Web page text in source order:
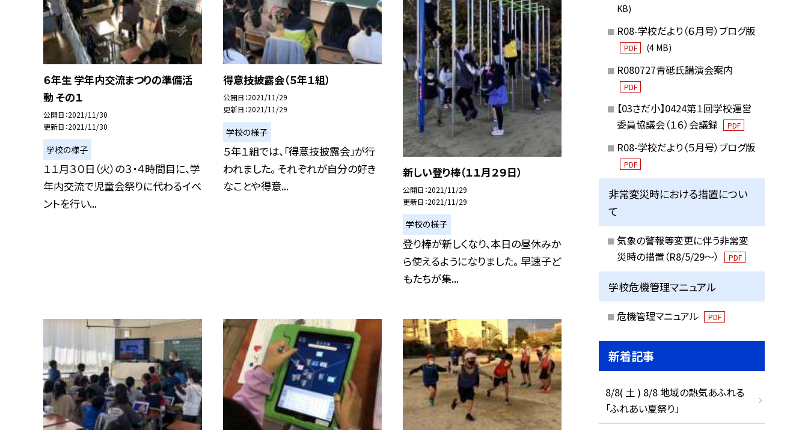
６年生 学年内交流まつりの準備活
動 その１
公開日 2021/11/30
更新日 2021/11/30
学校の様子
１１月３０日（火）の３・４時間目に、学
年内交流で児童会祭りに代わるイベ
ントを行い...
得意技披露会（５年１組）
公開日 2021/11/29
更新日 2021/11/29
学校の様子
５年１組では、「得意技披露会」が行
われました。 それぞれが自分の好き
なことや得意...
新しい登り棒（１１月２９日）
公開日 2021/11/29
更新日 2021/11/29
学校の様子
登り棒が新しくなり、本日の昼休みか
ら使えるようになりました。 早速子ど
もたちが集...
KB)
R08-学校だより（６月号）ブログ版
PDF (4 MB)
R080727青砥氏講演会案内
PDF
【03さだ小】0424第１回学校運営
委員協議会（１６）会議録
PDF
R08-学校だより（５月号）ブログ版
PDF
非常変災時における措置につい
て
気象の警報等変更に伴う非常変
災時の措置（R8/5/29〜）
PDF
学校危機管理マニュアル
危機管理マニュアル PDF
新着記事
8/8( 土 ) 8/8 地域の熱気あふれる
「ふれあい夏祭り」